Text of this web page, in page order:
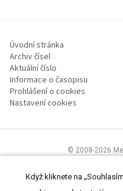
Úvodní stránka
Archiv čísel
Aktuální číslo
Informace o časopisu
Prohlášení o cookies
Nastavení cookies
© 2008-2026
zdravotnictví.Čtěte prohlášení
Když kliknete na